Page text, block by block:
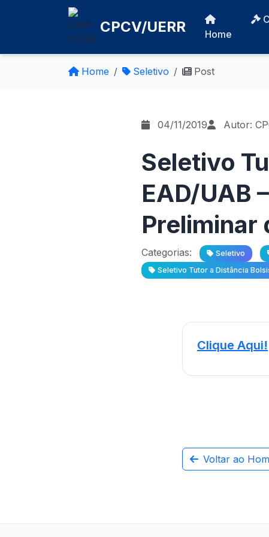
CPCV/UERR Home
Home Seletivo Post
04/11/2019 Autor:
Seletivo
EAD/UAB
Preliminar
Categorias: Seletivo
Seletivo Tutor a Distância
Clique Aqui!
Voltar ao